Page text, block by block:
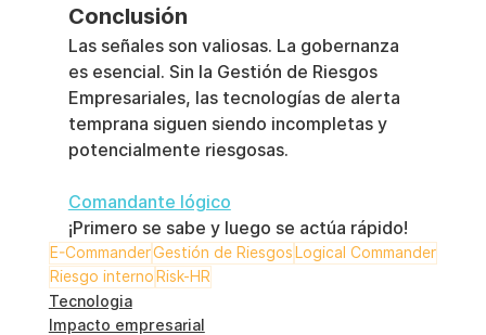
Conclusión
Las señales son valiosas. La gobernanza
es esencial. Sin la Gestión de Riesgos
Empresariales, las tecnologías de alerta
temprana siguen siendo incompletas y
potencialmente riesgosas.
Comandante lógico
¡Primero se sabe y luego se actúa rápido!
E-CommanderGestión de Riesgos Logical Commander
Riesgo interno Risk-HR
Tecnologia
Impacto empresarial